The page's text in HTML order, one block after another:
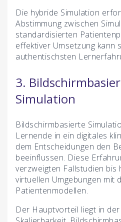
Die hybride Simulation
Abstimmung zwischen
standardisierten
effektiver Umsetzung kann
authentischsten
3.
Simulation
Bildschirmbasierte
Lernende in ein digitales
dem Entscheidungen den
beeinflussen. Diese
verzweigten Fallstudien bis
virtuellen Umgebungen mit
Patientenmodellen.
Der Hauptvorteil liegt in